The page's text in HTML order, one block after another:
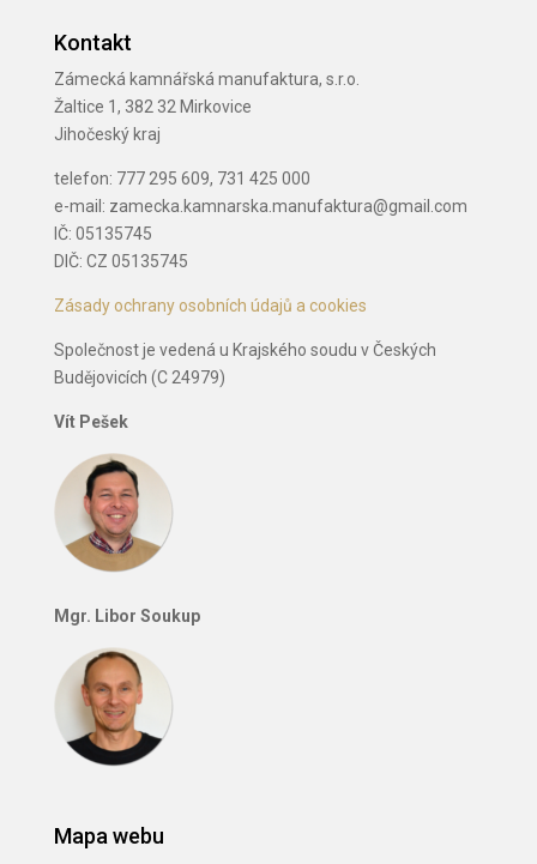
Kontakt
Zámecká kamnářská manufaktura, s.r.o.
Žaltice 1, 382 32 Mirkovice
Jihočeský kraj
telefon: 777 295 609, 731 425 000
e-mail: zamecka.kamnarska.manufaktura@gmail.com
IČ: 05135745
DIČ: CZ 05135745
Zásady ochrany osobních údajů a cookies
Společnost je vedená u Krajského soudu v Českých
Budějovicích (C 24979)
Vít Pešek
Mgr. Libor Soukup
Mapa webu